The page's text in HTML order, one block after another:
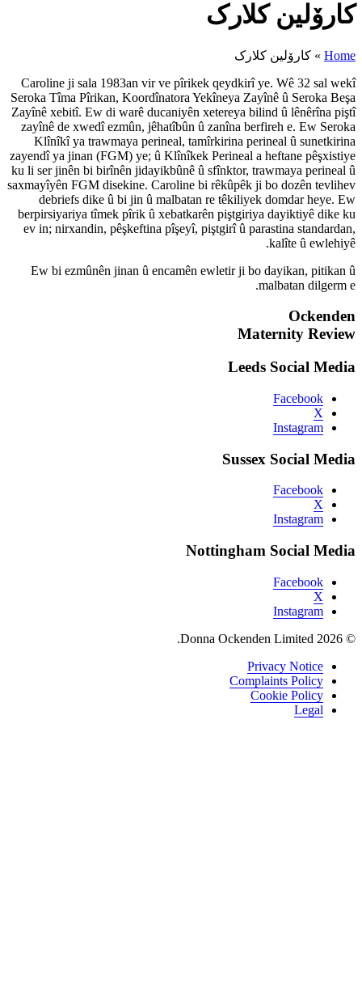
Caroline ji sala 1983an vir ve
Seroka Tîma Pîrikan,
Zayînê xebitî. Ew di warê
zayînê de xwedî ezmûn,
Klînîkî ya trawmaya
zayendî ya jinan (FGM) ye; û
ku li ser jinên bi birînên
saxmayîyên FGM disekine.
debriefs dike û bi jin û
berpirsiyariya tîmek pîrik û
ev in; nirxandin, pêşkeftina
Ew bi ezmûnên jinan û